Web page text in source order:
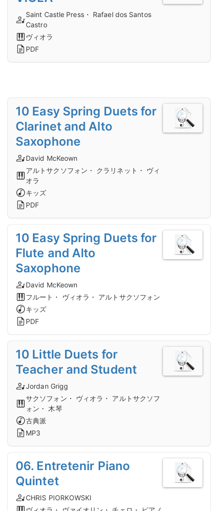
Saint Castle Press・ Rafael dos Santos
Castro
ヴィオラ
PDF
10 Easy Spring Duets for
Clarinet and Alto
Saxophone
David McKeown
アルトサクソフォン・ クラリネット・ ヴィ
オラ
キッズ
PDF
10 Easy Spring Duets for
Flute and Alto
Saxophone
David McKeown
フルート・ ヴィオラ・ アルトサクソフォン
キッズ
PDF
10 Little Duets for
Teacher and Student
Jordan Grigg
サクソフォン・ ヴィオラ・ アルトサクソフ
ォン・ 木琴
古典派
MP3
06. Entretenir Piano
Quintet
CHRIS PIORKOWSKI